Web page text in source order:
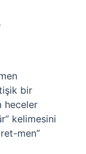
bir
heceler
kelimesini
men”